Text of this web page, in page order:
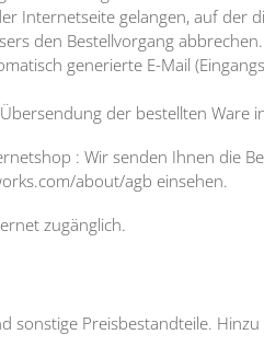
Internetseite gelangen, auf der
den Bestellvorgang abbrechen.
generierte E-Mail
der bestellten Ware
: Wir senden Ihnen die
about/agb einsehen.
zugänglich.
sonstige Preisbestandteile.